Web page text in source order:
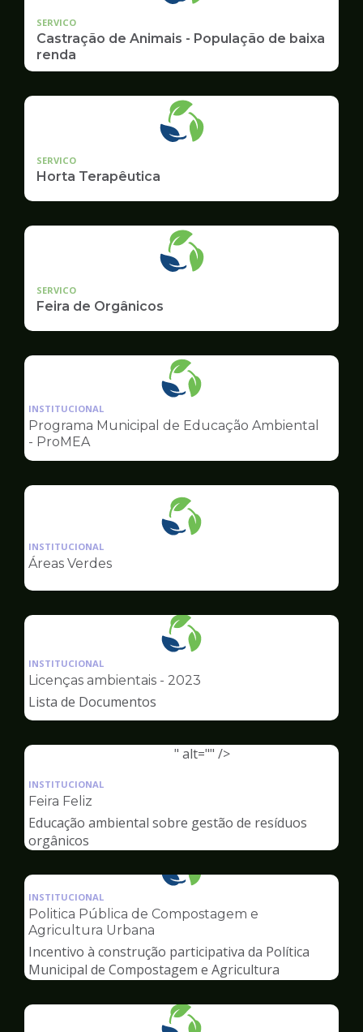
SERVICO
Castração de Animais - População de baixa
renda
SERVICO
Horta Terapêutica
SERVICO
Feira de Orgânicos
Ilustração
pagina
Meio
INSTITUCIONAL
Programa Municipal de Educação Ambiental
- ProMEA
Ilustração
Meio
Ambiente
INSTITUCIONAL
Áreas Verdes
Ilustração
pagina
INSTITUCIONAL
Licenças ambientais - 2023
Lista de Documentos
" alt="" />
Ilustração
Meio
Ambiente
INSTITUCIONAL
Feira Feliz
Educação ambiental sobre gestão de resíduos
orgânicos
Ilustração
pagina
Meio
Ambiente
INSTITUCIONAL
Politica Pública de Compostagem e
Agricultura Urbana
Incentivo à construção participativa da Política
Municipal de Compostagem e Agricultura